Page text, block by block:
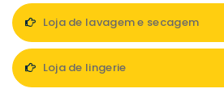
Loja de lavagem e secagem
Loja de lingerie